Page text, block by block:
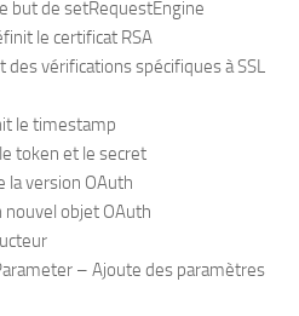
but de setRequestEngine
le certificat RSA
des vérifications spécifiques à SSL
le timestamp
token et le secret
la version OAuth
objet OAuth
– Ajoute des paramètres